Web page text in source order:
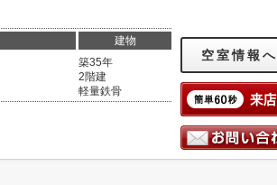
建物
築35年
2階建
軽量鉄骨
空室情報へ